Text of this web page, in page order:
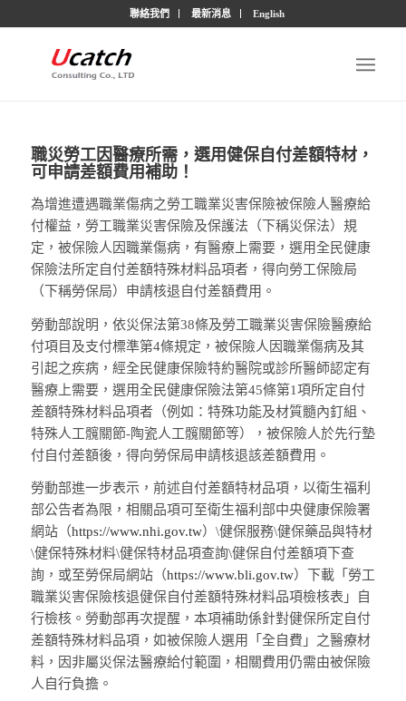
聯絡我們 最新消息 English
職災勞工因醫療所需，選用健保自付差額特材，
可申請差額費用補助！
為增進遭遇職業傷病之勞工職業災害保險被保險人醫療給
付權益，勞工職業災害保險及保護法（下稱災保法）規
定，被保險人因職業傷病，有醫療上需要，選用全民健康
保險法所定自付差額特殊材料品項者，得向勞工保險局
（下稱勞保局）申請核退自付差額費用。
勞動部說明，依災保法第38條及勞工職業災害保險醫療給
付項目及支付標準第4條規定，被保險人因職業傷病及其
引起之疾病，經全民健康保險特約醫院或診所醫師認定有
醫療上需要，選用全民健康保險法第45條第1項所定自付
差額特殊材料品項者（例如：特殊功能及材質髓內釘組、
特殊人工髖關節-陶瓷人工髖關節等），被保險人於先行墊
付自付差額後，得向勞保局申請核退該差額費用。
勞動部進一步表示，前述自付差額特材品項，以衛生福利
部公告者為限，相關品項可至衛生福利部中央健康保險署
網站（https://www.nhi.gov.tw）\健保服務\健保藥品與特材
\健保特殊材料\健保特材品項查詢\健保自付差額項下查
詢，或至勞保局網站（https://www.bli.gov.tw）下載「勞工
職業災害保險核退健保自付差額特殊材料品項檢核表」自
行檢核。勞動部再次提醒，本項補助係針對健保所定自付
差額特殊材料品項，如被保險人選用「全自費」之醫療材
料，因非屬災保法醫療給付範圍，相關費用仍需由被保險
人自行負擔。